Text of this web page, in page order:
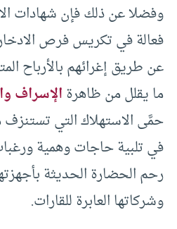
وفضلا عن ذلك فإن شهادات
فعالة في تكريس فرص
عن طريق إغرائهم بالأرباح
ما يقلل من ظاهرةالإسراف
حمَّى الاستهلاك التي تستنزف
في تلبية حاجات وهمية
رحم الحضارة الحديثة
وشركاتها العابرة للقارات.